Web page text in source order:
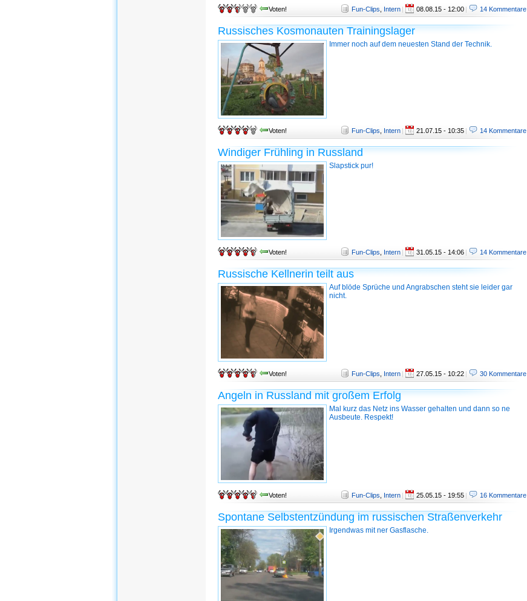
Voten! Fun-Clips Intern | 08.08.15 - 12:00 | 14 Kommentare
Russisches Kosmonauten Trainingslager
Immer noch auf dem neuesten Stand der Technik.
Voten! Fun-Clips Intern | 21.07.15 - 10:35 | 14 Kommentare
Windiger Frühling in Russland
Slapstick pur!
Voten! Fun-Clips Intern | 31.05.15 - 14:06 | 14 Kommentare
Russische Kellnerin teilt aus
Auf blöde Sprüche und Angrabschen steht sie leider gar
nicht.
Voten! Fun-Clips Intern | 27.05.15 - 10:22 | 30 Kommentare
Angeln in Russland mit großem Erfolg
Mal kurz das Netz ins Wasser gehalten und dann so ne
Ausbeute. Respekt!
Voten! Fun-Clips Intern | 25.05.15 - 19:55 | 16 Kommentare
Spontane Selbstentzündung im russischen Straßenverkehr
Irgendwas mit ner Gasflasche.